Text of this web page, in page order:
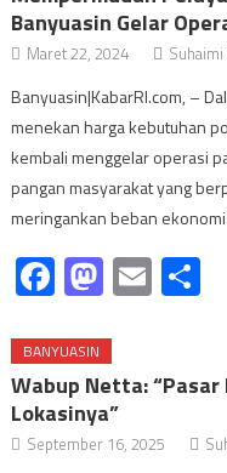
Banyuasin Gelar
Maret 22, 2024
Banyuasin|KabarRI.com, –
menekan harga kebutuhan
kembali menggelar operasi
pangan masyarakat yang
meringankan beban
Facebook
Email
BANYUASIN
Wabup Netta:
Lokasinya”
September 16, 2025